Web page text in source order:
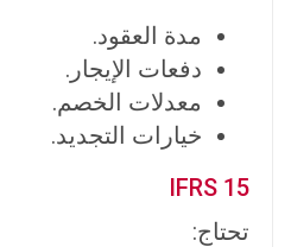
مدة العقود.
دفعات الإيجار.
معدلات الخصم.
خيارات التجديد.
IFRS 15
تحتاج: